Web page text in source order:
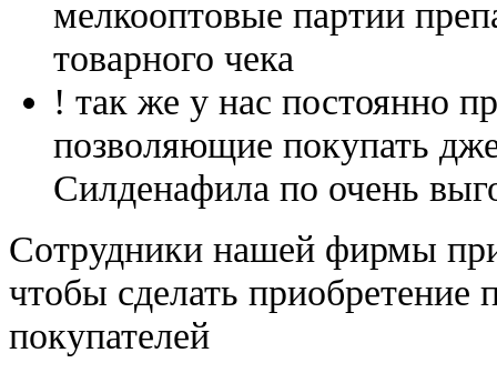
мелкооптовые партии
товарного чека
! так же у нас постоянно
позволяющие покупать
Силденафила по очень
Cотрудники нашей фирмы
чтобы сделать приобретение
покупателей